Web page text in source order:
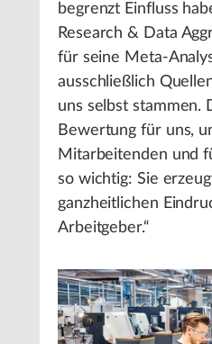
begrenzt Einfluss
Research & Data
für seine Meta-
ausschließlich
uns selbst stammen.
Bewertung für uns,
Mitarbeitenden und
so wichtig: Sie
ganzheitlichen
Arbeitgeber.“